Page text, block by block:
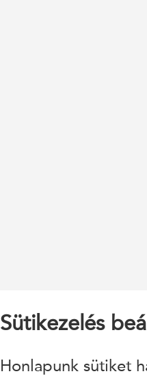
Sütikezelés
Honlapunk sütiket